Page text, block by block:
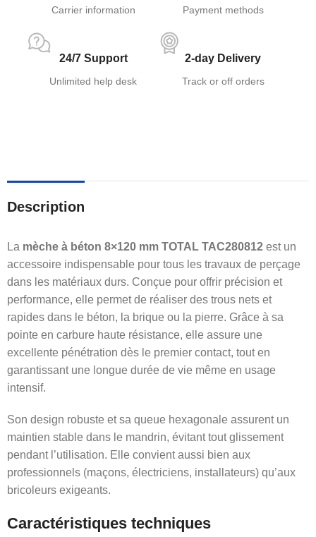
Carrier information Payment methods
24/7 Support
Unlimited help desk
2-day Delivery
Track or off orders
Description
La mèche à béton 8×120 mm TOTAL TAC280812 est un
accessoire indispensable pour tous les travaux de perçage
dans les matériaux durs. Conçue pour offrir précision et
performance, elle permet de réaliser des trous nets et
rapides dans le béton, la brique ou la pierre. Grâce à sa
pointe en carbure haute résistance, elle assure une
excellente pénétration dès le premier contact, tout en
garantissant une longue durée de vie même en usage
intensif.
Son design robuste et sa queue hexagonale assurent un
maintien stable dans le mandrin, évitant tout glissement
pendant l’utilisation. Elle convient aussi bien aux
professionnels (maçons, électriciens, installateurs) qu’aux
bricoleurs exigeants.
Caractéristiques techniques